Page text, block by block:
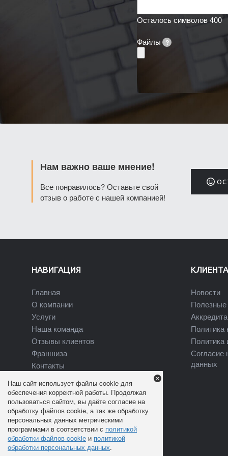
Осталось символов400
Файлы ?
Нам важно ваше мнение!
Все понравилось? Оставьте свой
отзыв о работе с нашей компанией!
НАВИГАЦИЯ
Главная
О компании
Услуги
Наша команда
Отзывы клиентов
Франшиза
Контакты
Новости
Полезные
Политика
Политика
Согласие
данных
Наш сайт использует файлы cookie для
обеспечения корректной работы. Продолжая
пользоваться сайтом, вы даёте согласие на
обработку файлов cookie, а так же обработку
персональных данных метрическими
программами в соответствии с политикой
обработки файлов cookie и политикой
обработки персональных данных.